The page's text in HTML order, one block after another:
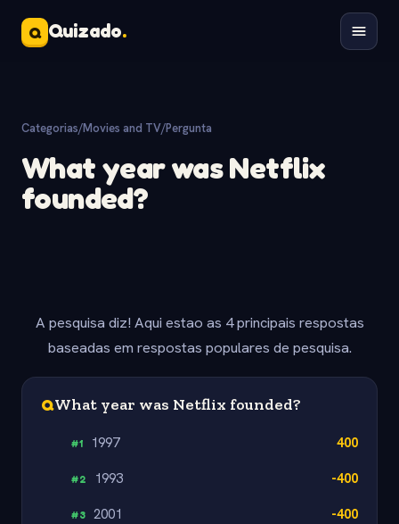
Q Quizado.
Categorias/Movies and TV/Pergunta
What year was Netflix
founded?
A pesquisa diz! Aqui estao as 4 principais respostas
baseadas em respostas populares de pesquisa.
QWhat year was Netflix founded?
#1 1997 400
#2 1993 -400
#3 2001 -400